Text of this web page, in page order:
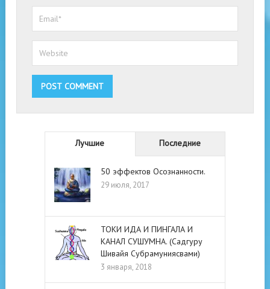
Лучшие Последние
50 эффектов Осознанности.
29 июля, 2017
ТОКИ ИДА И ПИНГАЛА И
КАНАЛ СУШУМНА. (Садгуру
Шивайя Субрамуниясвами)
3 января, 2018